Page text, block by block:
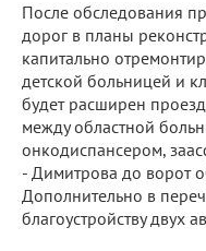
После обследования
дорог в планы
капитально
детской больницей и
будет расширен
между областной
онкодиспансером,
- Димитрова до ворот
Дополнительно в
благоустройству двух